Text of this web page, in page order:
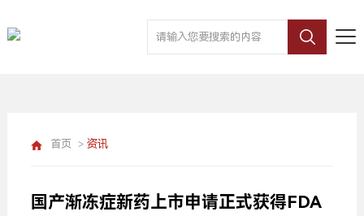
首页 > 资讯
国产渐冻症新药上市申请正式获得FDA